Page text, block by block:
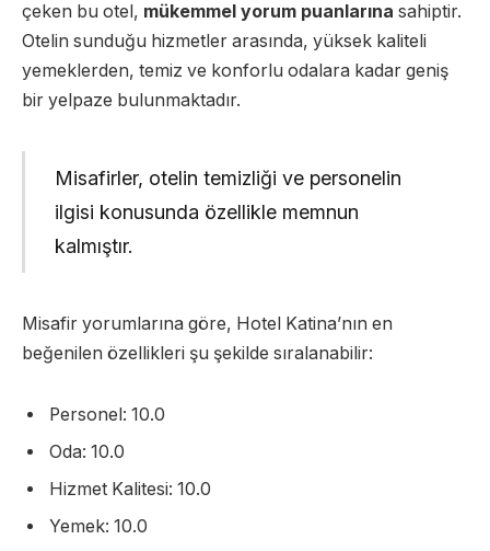
çeken bu otel, mükemmel yorum puanlarına sahiptir.
Otelin sunduğu hizmetler arasında, yüksek kaliteli
yemeklerden, temiz ve konforlu odalara kadar geniş
bir yelpaze bulunmaktadır.
Misafirler, otelin temizliği ve personelin
ilgisi konusunda özellikle memnun
kalmıştır.
Misafir yorumlarına göre, Hotel Katina’nın en
beğenilen özellikleri şu şekilde sıralanabilir:
Personel: 10.0
Oda: 10.0
Hizmet Kalitesi: 10.0
Yemek: 10.0